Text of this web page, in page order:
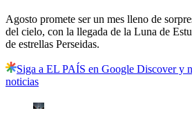
Agosto promete ser un mes lleno de
del cielo, con la llegada de la Luna de
de estrellas Perseidas.
Siga a EL PAÍS en Google Discover y
noticias